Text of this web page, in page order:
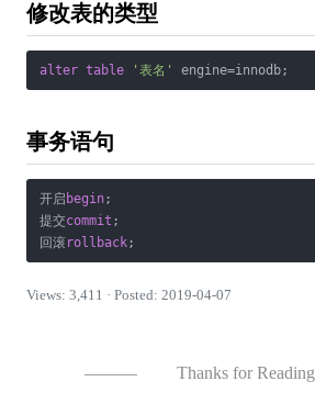
修改表的类型
alter table '表名' engine=innodb;
事务语句
开启 begin;
提交commit ;
回滚rollback;
Views: 3,411 · Posted: 2019-04-07
——— Thanks for Reading